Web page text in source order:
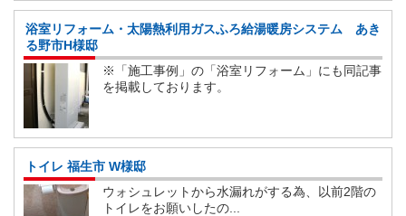
浴室リフォーム・太陽熱利用ガスふろ給湯暖房システム あき
る野市H様邸
※「施工事例」の「浴室リフォーム」にも同記事
を掲載しております。
トイレ 福生市 W様邸
ウォシュレットから水漏れがする為、以前2階の
トイレをお願いしたの...